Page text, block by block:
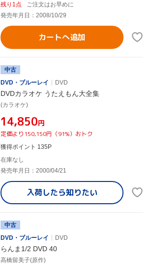
残り1点
ご注文はお早めに
発売年月日：2008/10/29
カートへ追加
中古
DVD・ブルーレイ
DVD
DVDカラオケ うたえもん大全集
(カラオケ)
¥14,850円
定価より150,150円（91%）おトク
獲得ポイント 135P
在庫なし
発売年月日：2000/04/21
入荷したら知りたい
中古
DVD・ブルーレイ
DVD
らんま1/2 DVD 40
高橋留美子(原作)